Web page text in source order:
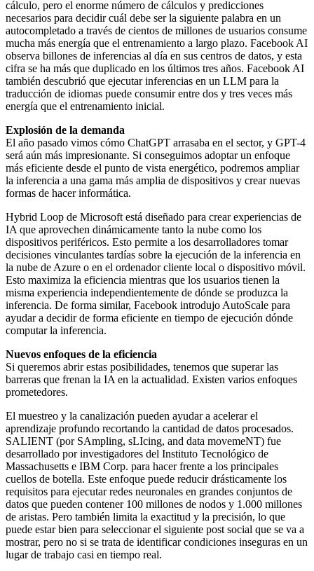
cálculo, pero el enorme número de cálculos y predicciones
necesarios para decidir cuál debe ser la siguiente palabra en un
autocompletado a través de cientos de millones de usuarios consume
mucha más energía que el entrenamiento a largo plazo. Facebook AI
observa billones de inferencias al día en sus centros de datos, y esta
cifra se ha más que duplicado en los últimos tres años. Facebook AI
también descubrió que ejecutar inferencias en un LLM para la
traducción de idiomas puede consumir entre dos y tres veces más
energía que el entrenamiento inicial.
Explosión de la demanda
El año pasado vimos cómo ChatGPT arrasaba en el sector, y GPT-4
será aún más impresionante. Si conseguimos adoptar un enfoque
más eficiente desde el punto de vista energético, podremos ampliar
la inferencia a una gama más amplia de dispositivos y crear nuevas
formas de hacer informática.
Hybrid Loop de Microsoft está diseñado para crear experiencias de
IA que aprovechen dinámicamente tanto la nube como los
dispositivos periféricos. Esto permite a los desarrolladores tomar
decisiones vinculantes tardías sobre la ejecución de la inferencia en
la nube de Azure o en el ordenador cliente local o dispositivo móvil.
Esto maximiza la eficiencia mientras que los usuarios tienen la
misma experiencia independientemente de dónde se produzca la
inferencia. De forma similar, Facebook introdujo AutoScale para
ayudar a decidir de forma eficiente en tiempo de ejecución dónde
computar la inferencia.
Nuevos enfoques de la eficiencia
Si queremos abrir estas posibilidades, tenemos que superar las
barreras que frenan la IA en la actualidad. Existen varios enfoques
prometedores.
El muestreo y la canalización pueden ayudar a acelerar el
aprendizaje profundo recortando la cantidad de datos procesados.
SALIENT (por SAmpling, sLIcing, and data movemeNT) fue
desarrollado por investigadores del Instituto Tecnológico de
Massachusetts e IBM Corp. para hacer frente a los principales
cuellos de botella. Este enfoque puede reducir drásticamente los
requisitos para ejecutar redes neuronales en grandes conjuntos de
datos que pueden contener 100 millones de nodos y 1.000 millones
de aristas. Pero también limita la exactitud y la precisión, lo que
puede estar bien para seleccionar el siguiente post social que se va a
mostrar, pero no si se trata de identificar condiciones inseguras en un
lugar de trabajo casi en tiempo real.